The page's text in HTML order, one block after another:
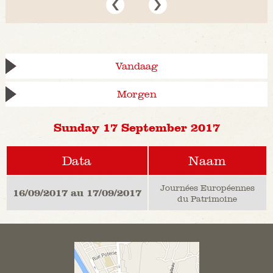
Vandaag
Morgen
Sunday 17 September 2017
Data Naam
16/09/2017 au 17/09/2017
Journées Européennes
du Patrimoine